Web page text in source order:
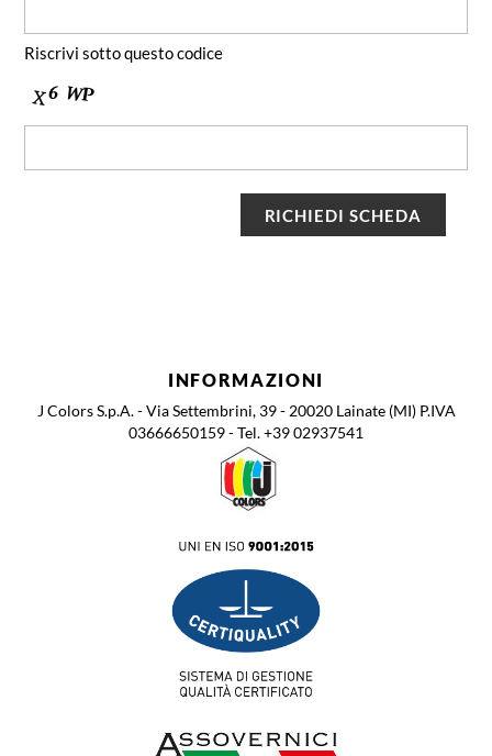
Riscrivi sotto questo codice
INFORMAZIONI
J Colors S.p.A. - Via Settembrini, 39 - 20020 Lainate (MI) P.IVA
03666650159 - Tel. +39 02937541